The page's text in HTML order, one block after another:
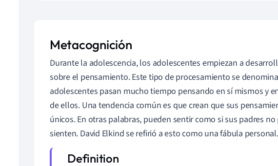
Metacognición
Durante la adolescencia, los adolescentes empiezan a
sobre el pensamiento. Este tipo de procesamiento se denomina
adolescentes pasan mucho tiempo pensando en sí mismos y
de ellos. Una tendencia común es que crean que sus
únicos. En otras palabras, pueden sentir como si sus padres
sienten. David Elkind se refirió a esto como una fábula personal.